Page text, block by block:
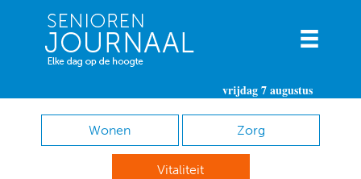
vrijdag 7 augustus
Wonen Zorg
Vitaliteit